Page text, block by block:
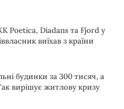
Poetica, Diadans та Fjord у
виїхав з країни
будинки за 300 тисяч, а
вирішує житлову кризу